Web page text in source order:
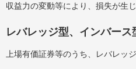
収益力の変動等により、損失が生
レバレッジ型、インバー
上場有価証券等のうち、レバレ